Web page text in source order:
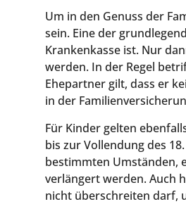
Um in den Genuss der
sein. Eine der
Krankenkasse ist. Nur
werden. In der Regel
Ehepartner gilt, dass er
in der
Für Kinder gelten
bis zur Vollendung des
bestimmten Umständen,
verlängert werden. Auch
nicht überschreiten darf,